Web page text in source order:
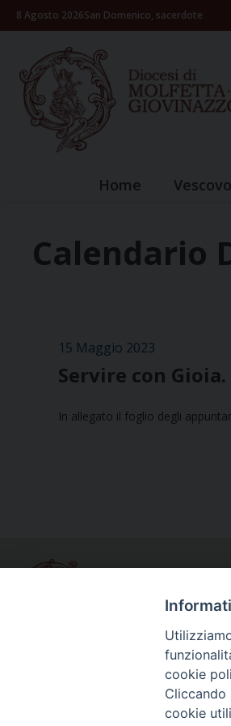
Skip8 Agosto 2026San Domenico, sacerdote
Home Vescovo
Calendario
15 Maggio 2023
Servire con
In allegato il foglio degli
Piazza Giovene 4 – 70056
cookie
cookie